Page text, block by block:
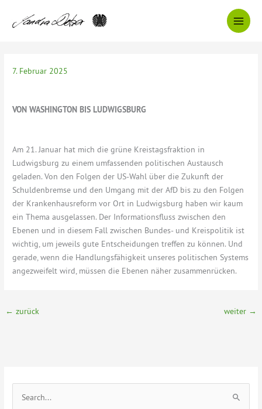
Inhalt
7. Februar 2025
VON WASHINGTON BIS LUDWIGSBURG
Am 21. Januar hat mich die grüne Kreistagsfraktion in
Ludwigsburg zu einem umfassenden politischen Austausch
geladen. Von den Folgen der US-Wahl über die Zukunft der
Schuldenbremse und den Umgang mit der AfD bis zu den Folgen
der Krankenhausreform vor Ort in Ludwigsburg haben wir kaum
ein Thema ausgelassen. Der Informationsfluss zwischen den
Ebenen und in diesem Fall zwischen Bundes- und Kreispolitik ist
wichtig, um jeweils gute Entscheidungen treffen zu können. Und
gerade, wenn die Handlungsfähigkeit unseres politischen Systems
angezweifelt wird, müssen die Ebenen näher zusammenrücken.
← zurück weiter →